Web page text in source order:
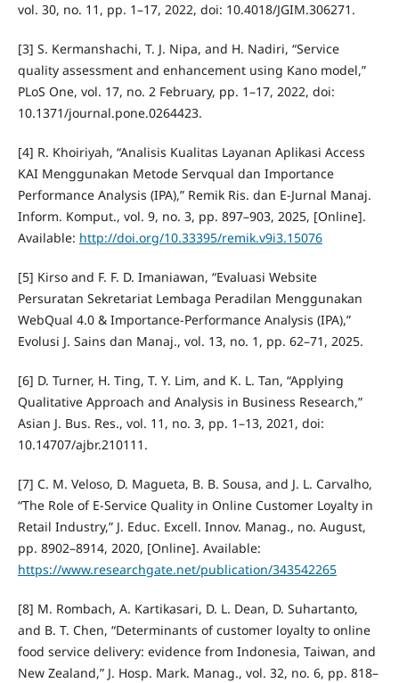
vol. 30, no. 11, pp. 1–17, 2022, doi: 10.4018/JGIM.306271.
[3] S. Kermanshachi, T. J. Nipa, and H. Nadiri, “Service
quality assessment and enhancement using Kano model,”
PLoS One, vol. 17, no. 2 February, pp. 1–17, 2022, doi:
10.1371/journal.pone.0264423.
[4] R. Khoiriyah, “Analisis Kualitas Layanan Aplikasi Access
KAI Menggunakan Metode Servqual dan Importance
Performance Analysis (IPA),” Remik Ris. dan E-Jurnal Manaj.
Inform. Komput., vol. 9, no. 3, pp. 897–903, 2025, [Online].
Available: http://doi.org/10.33395/remik.v9i3.15076
[5] Kirso and F. F. D. Imaniawan, “Evaluasi Website
Persuratan Sekretariat Lembaga Peradilan Menggunakan
WebQual 4.0 & Importance-Performance Analysis (IPA),”
Evolusi J. Sains dan Manaj., vol. 13, no. 1, pp. 62–71, 2025.
[6] D. Turner, H. Ting, T. Y. Lim, and K. L. Tan, “Applying
Qualitative Approach and Analysis in Business Research,”
Asian J. Bus. Res., vol. 11, no. 3, pp. 1–13, 2021, doi:
10.14707/ajbr.210111.
[7] C. M. Veloso, D. Magueta, B. B. Sousa, and J. L. Carvalho,
“The Role of E-Service Quality in Online Customer Loyalty in
Retail Industry,” J. Educ. Excell. Innov. Manag., no. August,
pp. 8902–8914, 2020, [Online]. Available:
https://www.researchgate.net/publication/343542265
[8] M. Rombach, A. Kartikasari, D. L. Dean, D. Suhartanto,
and B. T. Chen, “Determinants of customer loyalty to online
food service delivery: evidence from Indonesia, Taiwan, and
New Zealand,” J. Hosp. Mark. Manag., vol. 32, no. 6, pp. 818–